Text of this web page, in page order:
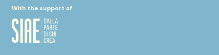
With the support of